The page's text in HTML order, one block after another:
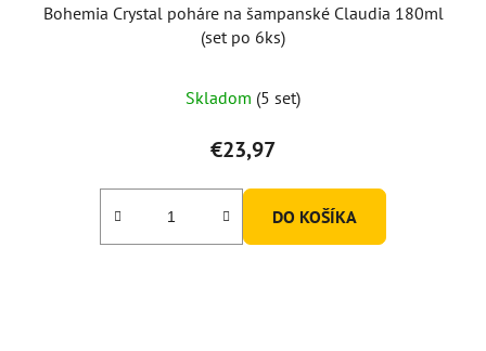
Bohemia Crystal poháre na šampanské Claudia 180ml
(set po 6ks)
Skladom (5 set)
€23,97
DO KOŠÍKA